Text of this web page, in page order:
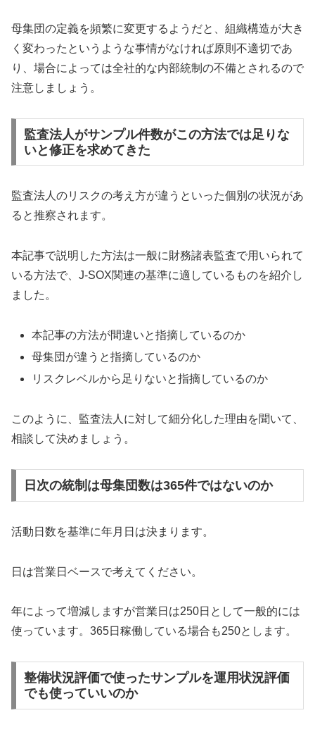
母集団の定義を頻繁に変更するようだと、組織構造が大き
く変わったというような事情がなければ原則不適切であ
り、場合によっては全社的な内部統制の不備とされるので
注意しましょう。
監査法人がサンプル件数がこの方法では足りな
いと修正を求めてきた
監査法人のリスクの考え方が違うといった個別の状況があ
ると推察されます。
本記事で説明した方法は一般に財務諸表監査で用いられて
いる方法で、J-SOX関連の基準に適しているものを紹介し
ました。
本記事の方法が間違いと指摘しているのか
母集団が違うと指摘しているのか
リスクレベルから足りないと指摘しているのか
このように、監査法人に対して細分化した理由を聞いて、
相談して決めましょう。
日次の統制は母集団数は365件ではないのか
活動日数を基準に年月日は決まります。
日は営業日ベースで考えてください。
年によって増減しますが営業日は250日として一般的には
使っています。365日稼働している場合も250とします。
整備状況評価で使ったサンプルを運用状況評価
でも使っていいのか